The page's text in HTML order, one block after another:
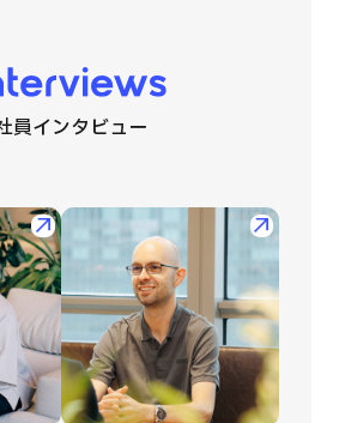
Interviews
員インタビュー